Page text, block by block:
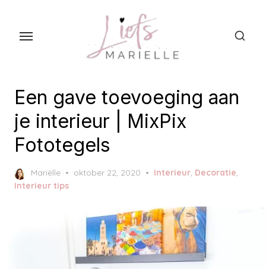
Een gave toevoeging aan
je interieur | MixPix
Fototegels
Mariëlle
P
n
oktober 22, 2020 Interieur, Decoratie,
Interieur tips